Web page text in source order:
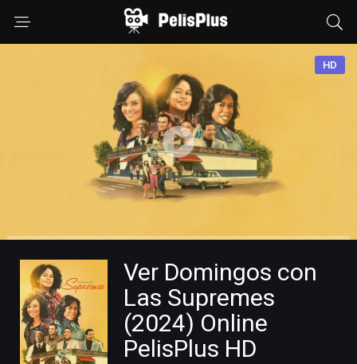
HD
Ver Domingos con
Las Supremes
(2024) Online
PelisPlus HD